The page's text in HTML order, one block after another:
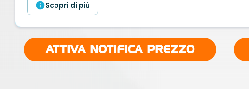
Scopri di più
ATTIVA NOTIFICA PREZZO